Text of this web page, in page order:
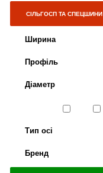
СІЛЬГОСП ТА СПЕЦШИНИ
Ширина
Профіль
Діаметр
Тип осі
Бренд